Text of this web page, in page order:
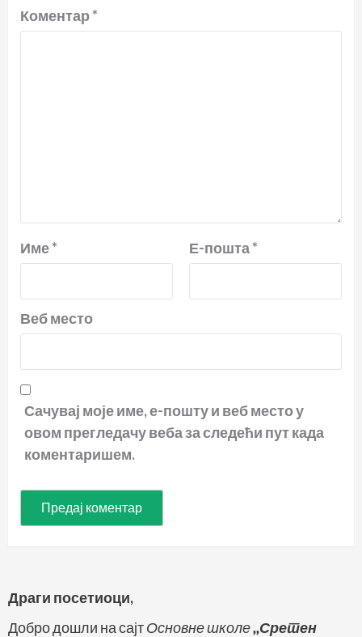
Коментар*
Име* Е-пошта*
Веб место
Сачувај моје име, е-пошту и веб место у
овом прегледачу веба за следећи пут када
коментаришем.
Драги посетиоци,
Добро дошли на сајтОсновне школе,,Сретен